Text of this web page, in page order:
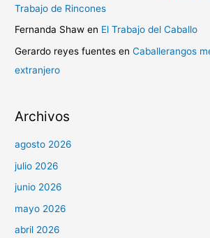
Trabajo de Rincones
Fernanda Shaw en El Trabajo del Caballo
Gerardo reyes fuentes enCaballerangos
extranjero
Archivos
agosto 2026
julio 2026
junio 2026
mayo 2026
abril 2026